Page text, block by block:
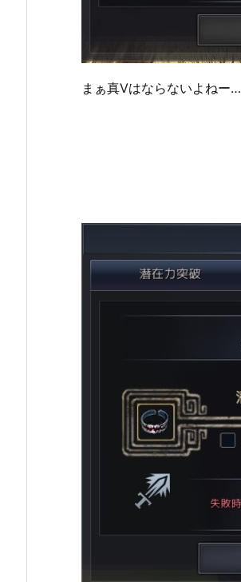
まぁ真Ⅴはならないよねー…